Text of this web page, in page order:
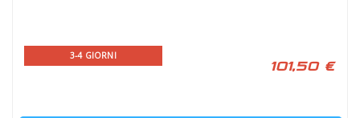
3-4 GIORNI
101,50 €